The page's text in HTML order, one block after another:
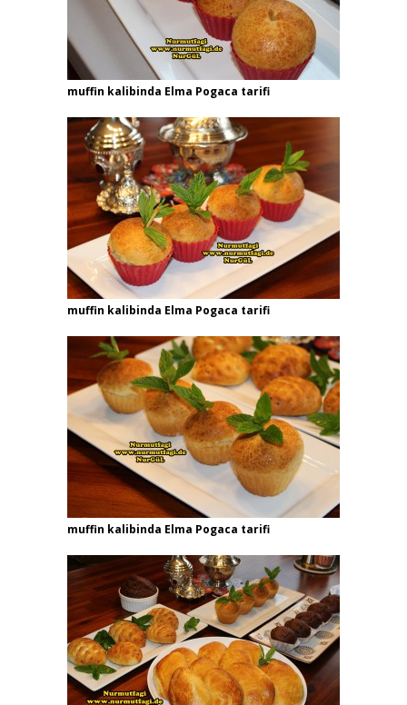
muffin kalibinda Elma Pogaca tarifi
muffin kalibinda Elma Pogaca tarifi
muffin kalibinda Elma Pogaca tarifi